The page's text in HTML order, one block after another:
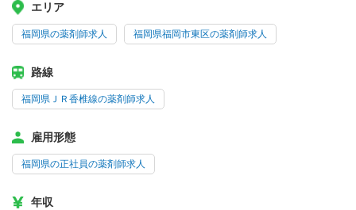
エリア
福岡県の薬剤師求人 福岡県福岡市東区の薬剤師求人
路線
福岡県ＪＲ香椎線の薬剤師求人
雇用形態
福岡県の正社員の薬剤師求人
年収